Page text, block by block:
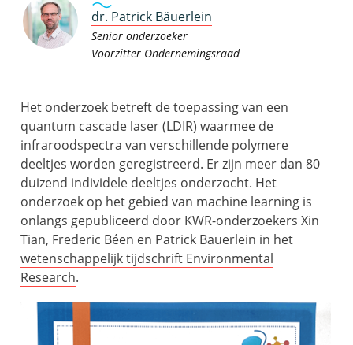
dr. Patrick Bäuerlein
Senior onderzoeker
Voorzitter Ondernemingsraad
Het onderzoek betreft de toepassing van een
quantum cascade laser (LDIR) waarmee de
infraroodspectra van verschillende polymere
deeltjes worden geregistreerd. Er zijn meer dan 80
duizend individele deeltjes onderzocht. Het
onderzoek op het gebied van machine learning is
onlangs gepubliceerd door KWR-onderzoekers Xin
Tian, Frederic Béen en Patrick Bauerlein in het
wetenschappelijk tijdschrift Environmental
Research.